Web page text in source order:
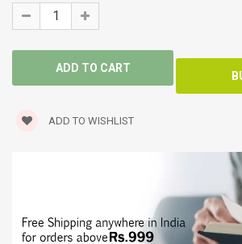
ADD TO WISHLIST